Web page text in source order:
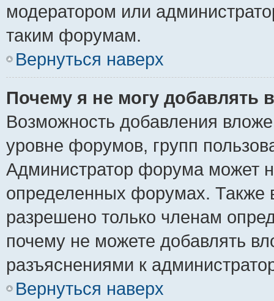
модератором или
таким форумам.
Вернуться наверх
Почему я не могу добавлять
Возможность добавления
уровне форумов, групп
Администратор форума может
определенных форумах. Также
разрешено только членам
почему не можете добавлять
разъяснениями к
Вернуться наверх